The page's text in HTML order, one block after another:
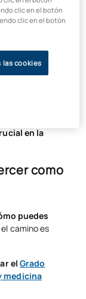
tecnología
(los famosos
la
por supuesto,
en la
como
puedes
el camino es
el Grado
medicina
clic en el botón
clic en el botón
las cookies